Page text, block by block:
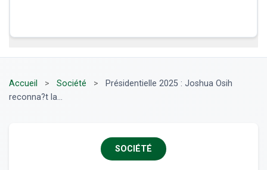
Accueil > Société >
Présidentielle 2025 : Joshua Osih
reconna?t la...
SOCIÉTÉ